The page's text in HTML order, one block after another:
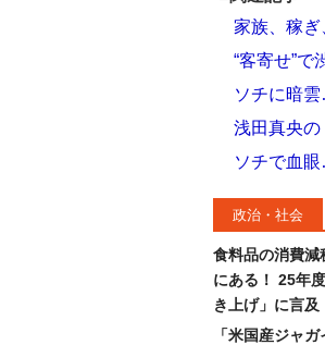
家族、稼
“客寄せ”
ソチに暗
浅田真央
ソチで血
政治・社会
食料品の消費減
にある！ 25年
き上げ」に言及
「米国産ジャ